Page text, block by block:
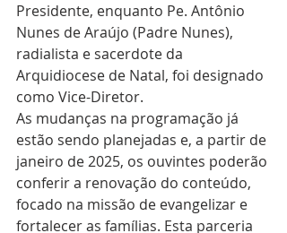
Presidente, enquanto Pe. Antônio
Nunes de Araújo (Padre Nunes),
radialista e sacerdote da
Arquidiocese de Natal, foi designado
como Vice-Diretor.
As mudanças na programação já
estão sendo planejadas e, a partir de
janeiro de 2025, os ouvintes poderão
conferir a renovação do conteúdo,
focado na missão de evangelizar e
fortalecer as famílias. Esta parceria